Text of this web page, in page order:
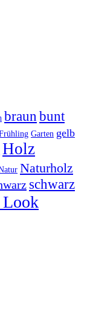
braun bunt
Garten gelb
Holz
Naturholz
schwarz
Look